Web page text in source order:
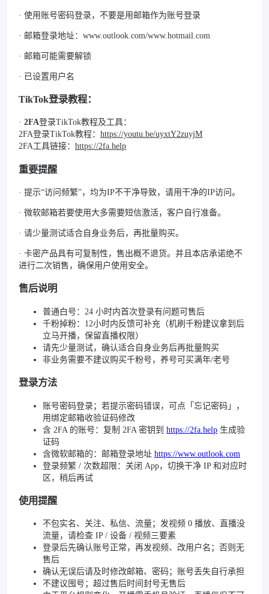
· 使用账号密码登录，不要是用邮箱作为账号登录
· 邮箱登录地址：www.outlook.com/www.hotmail.com
· 邮箱可能需要解锁
· 已设置用户名
TikTok登录教程：
· 2FA登录TikTok教程及工具：
2FA登录TikTok教程： https://youtu.be/uyxtY2zuyjM
2FA工具链接： https://2fa.help
重要提醒
· 提示“访问频繁”，均为IP不干净导致，请用干净的IP访问。
· 微软邮箱若要使用大多需要短信激活，客户自行准备。
· 请少量测试适合自身业务后，再批量购买。
· 卡密产品具有可复制性，售出概不退货。并且本店承诺绝不
进行二次销售，确保用户使用安全。
售后说明
普通白号：24 小时内首次登录有问题可售后
千粉掉粉：12小时内反馈可补充（机刷千粉建议拿到后
立马开播，保留直播权限）
请先少量测试，确认适合自身业务后再批量购买
非业务需要不建议购买千粉号，养号可买满年/老号
登录方法
账号密码登录；若提示密码错误，可点「忘记密码」，
用绑定邮箱收验证码修改
含 2FA 的账号：复制 2FA 密钥到 https://2fa.help 生成验
证码
含微软邮箱的：邮箱登录地址 https://www.outlook.com
登录频繁 / 次数超限：关闭 App，切换干净 IP 和对应时
区，稍后再试
使用提醒
不包实名、关注、私信、流量；发视频 0 播放、直播没
流量，请检查 IP / 设备 / 视频三要素
登录后先确认账号正常，再发视频、改用户名；否则无
售后
确认无误后请及时修改邮箱、密码；账号丢失自行承担
不建议囤号；超过售后时间封号无售后